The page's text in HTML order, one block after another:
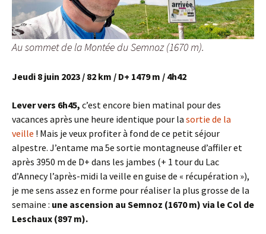
Au sommet de la Montée du Semnoz (1670 m).
Jeudi 8 juin 2023 / 82 km / D+ 1479 m / 4h42
Lever vers 6h45, c’est encore bien matinal pour des
vacances après une heure identique pour la sortie de la
veille ! Mais je veux profiter à fond de ce petit séjour
alpestre. J’entame ma 5e sortie montagneuse d’affiler et
après 3950 m de D+ dans les jambes (+ 1 tour du Lac
d’Annecy l’après-midi la veille en guise de « récupération »),
je me sens assez en forme pour réaliser la plus grosse de la
semaine : une ascension au Semnoz (1670 m) via le Col de
Leschaux (897 m).